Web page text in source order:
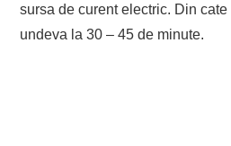
sursa de curent electric. Din
undeva la 30 – 45 de minute.